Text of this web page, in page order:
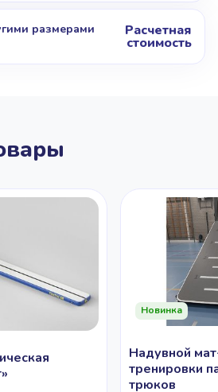
размерами
Расчетная
стоимость
Новинка
Надувной
тренировки
трюков